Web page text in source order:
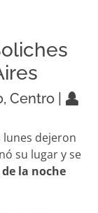
Centro |
lunes dejeron
su lugar y se
la noche